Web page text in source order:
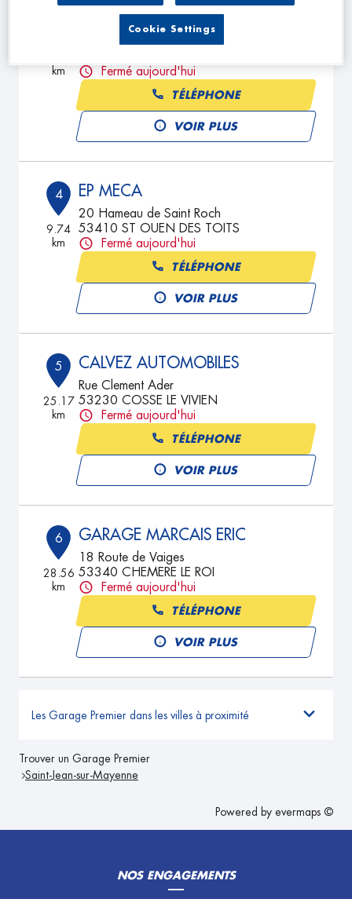
km
REPARE AU'QUAI
71 Quai Paul Boudet
Fermé aujourd'hui
TÉLÉPHONE
VOIR PLUS
4
9.74
km
EP MECA
20 Hameau de Saint Roch
53410 ST OUEN DES TOITS
Fermé aujourd'hui
TÉLÉPHONE
VOIR PLUS
5
25.17
km
CALVEZ AUTOMOBILES
Rue Clement Ader
53230 COSSE LE VIVIEN
Fermé aujourd'hui
TÉLÉPHONE
VOIR PLUS
6
28.56
km
GARAGE MARCAIS ERIC
18 Route de Vaiges
53340 CHEMERE LE ROI
Fermé aujourd'hui
TÉLÉPHONE
VOIR PLUS
Les Garage Premier dans les villes à proximité
Trouver un Garage Premier
Saint-Jean-sur-Mayenne
Powered by evermaps ©
NOS ENGAGEMENTS
Cookie Settings